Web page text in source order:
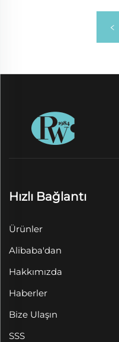
Hızlı Bağlantı
Ürünler
Alibaba'dan
Hakkımızda
Haberler
Bize Ulaşın
SSS